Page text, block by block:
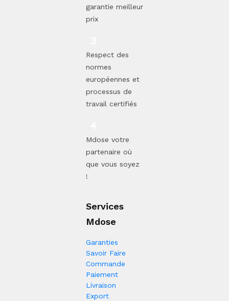
garantie meilleur
prix
Respect des
normes
européennes et
processus de
travail certifiés
Mdose votre
partenaire où
que vous soyez
!
Services
Mdose
Garanties
Savoir Faire
Commande
Paiement
Livraison
Export